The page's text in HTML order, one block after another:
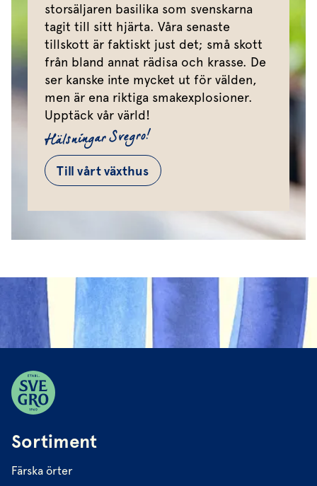
storsäljaren basilika som svenskarna
tagit till sitt hjärta. Våra senaste
tillskott är faktiskt just det; små skott
från bland annat rädisa och krasse. De
ser kanske inte mycket ut för välden,
men är ena riktiga smakexplosioner.
Upptäck vår värld!
Hälsningar Svegro!
Till vårt växthus
Sortiment
Färska örter